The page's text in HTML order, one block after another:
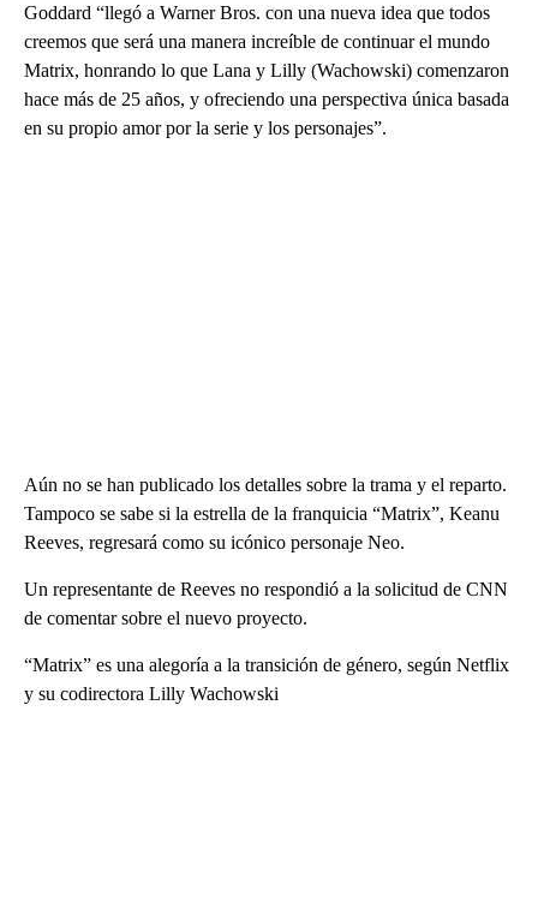
Goddard “llegó a Warner Bros. con una nueva idea que todos
creemos que será una manera increíble de continuar el mundo
Matrix, honrando lo que Lana y Lilly (Wachowski) comenzaron
hace más de 25 años, y ofreciendo una perspectiva única basada
en su propio amor por la serie y los personajes”.
Aún no se han publicado los detalles sobre la trama y el reparto.
Tampoco se sabe si la estrella de la franquicia “Matrix”, Keanu
Reeves, regresará como su icónico personaje Neo.
Un representante de Reeves no respondió a la solicitud de CNN
de comentar sobre el nuevo proyecto.
“Matrix” es una alegoría a la transición de género, según Netflix
y su codirectora Lilly Wachowski